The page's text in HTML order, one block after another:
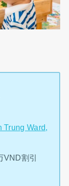
Trung Ward,
割引